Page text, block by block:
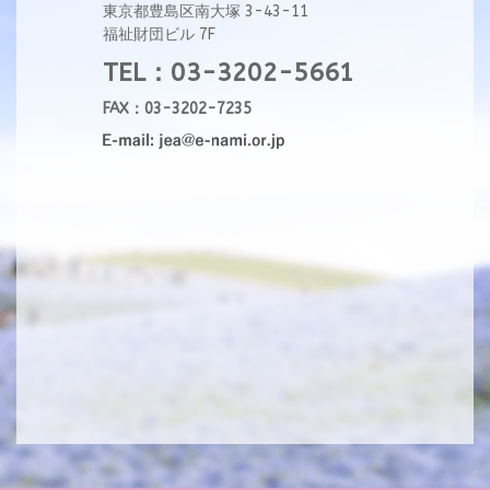
東京都豊島区南大塚 3-43-11
福祉財団ビル 7F
TEL：03-3202-5661
FAX：03-3202-7235